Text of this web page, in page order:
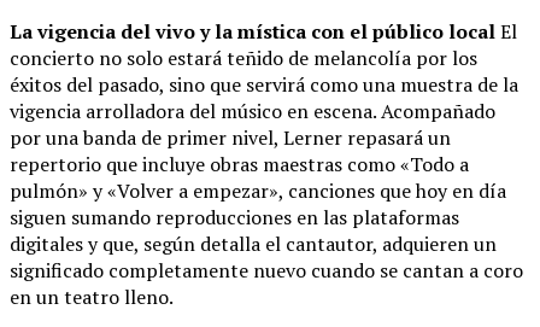
La vigencia del vivo y la mística con el público localEl
concierto no solo estará teñido de melancolía por los
éxitos del pasado, sino que servirá como una muestra de la
vigencia arrolladora del músico en escena. Acompañado
por una banda de primer nivel, Lerner repasará un
repertorio que incluye obras maestras como «Todo a
pulmón» y «Volver a empezar», canciones que hoy en día
siguen sumando reproducciones en las plataformas
digitales y que, según detalla el cantautor, adquieren un
significado completamente nuevo cuando se cantan a coro
en un teatro lleno.